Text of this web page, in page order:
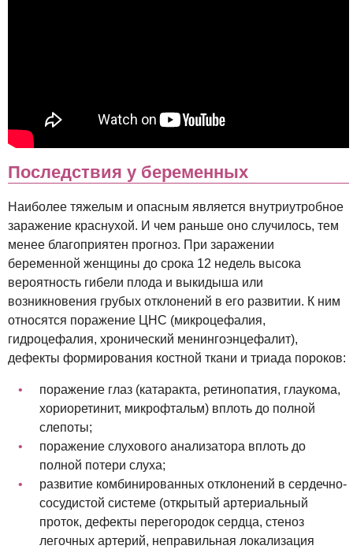
Последствия у беременных
Наиболее тяжелым и опасным является внутриутробное
заражение краснухой. И чем раньше оно случилось, тем
менее благоприятен прогноз. При заражении
беременной женщины до срока 12 недель высока
вероятность гибели плода и выкидыша или
возникновения грубых отклонений в его развитии. К ним
относятся поражение ЦНС (микроцефалия,
гидроцефалия, хронический менингоэнцефалит),
дефекты формирования костной ткани и триада пороков:
поражение глаз (катаракта, ретинопатия, глаукома,
хориоретинит, микрофтальм) вплоть до полной
слепоты;
поражение слухового анализатора вплоть до
полной потери слуха;
развитие комбинированных отклонений в сердечно-
сосудистой системе (открытый артериальный
проток, дефекты перегородок сердца, стеноз
легочных артерий, неправильная локализация